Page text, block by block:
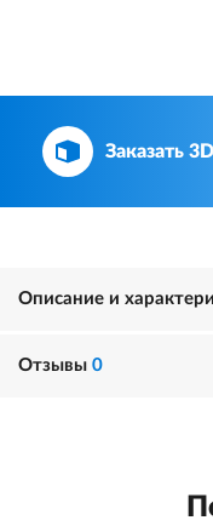
Заказать
Описание и
Отзывы 0